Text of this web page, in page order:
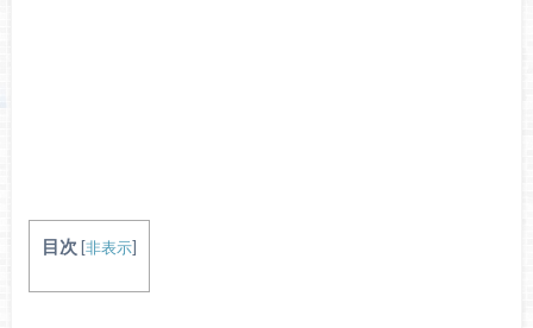
目次 [非表示]